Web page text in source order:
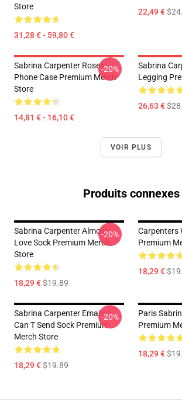
Store
31,28 € - 59,80 €
22,49 €
Sabrina Carpenter Roses
Phone Case Premium Merch
Store
14,81 € - 16,10 €
-20%
Sabrina
Legging
26,63 €
VOIR PLUS
Produits connexes
Sabrina Carpenter Almost
Love Sock Premium Merch
Store
18,29 €$19.89
-20%
Carpenters
Premium
18,29 €
Sabrina Carpenter Emails I
Can T Send Sock Premium
Merch Store
18,29 €$19.89
-20%
Paris
Premium
18,29 €